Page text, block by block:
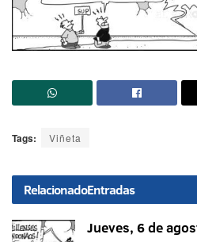
Tags: Viñeta
RelacionadoEntradas
Jueves, 6 de